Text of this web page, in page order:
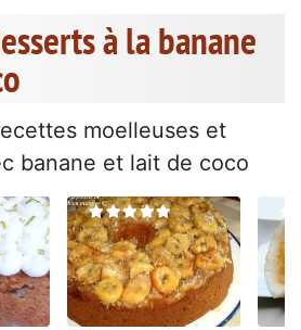
à la banane
moelleuses et
banane et lait de coco